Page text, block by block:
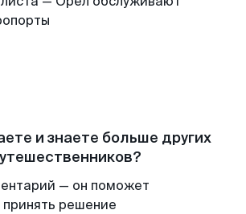
и знаете больше других
— он поможет
решение